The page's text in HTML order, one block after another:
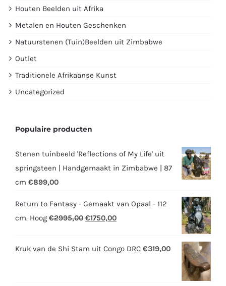
Houten Beelden uit Afrika
Metalen en Houten Geschenken
Natuurstenen (Tuin)Beelden uit Zimbabwe
Outlet
Traditionele Afrikaanse Kunst
Uncategorized
Populaire producten
Stenen tuinbeeld 'Reflections of My Life' uit
springsteen | Handgemaakt in Zimbabwe | 87
cm €899,00
Return to Fantasy - Gemaakt van Opaal - 112
cm. Hoog €2995,00 Oorspronkelijke
was:
€1750,00Huidige
is:
Kruk van de Shi Stam uit Congo DRC €319,00